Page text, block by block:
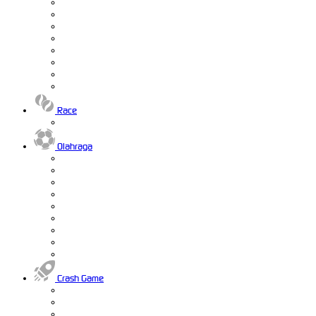
Race
Olahraga
Crash Game